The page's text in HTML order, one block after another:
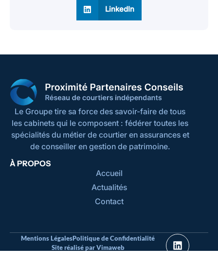
LinkedIn
Le Groupe tire sa force des savoir-faire de tous
les cabinets qui le composent : fédérer toutes les
spécialités du métier de courtier en assurances et
de conseiller en gestion de patrimoine.
À PROPOS
Accueil
Actualités
Contact
Mentions LégalesPolitique de Confidentialité
Site réalisé par Vimaweb